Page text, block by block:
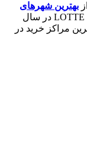
بهترین شهرهای
واقع شده است. LOTTE Center Hanoi در سال
مراکز خرید در